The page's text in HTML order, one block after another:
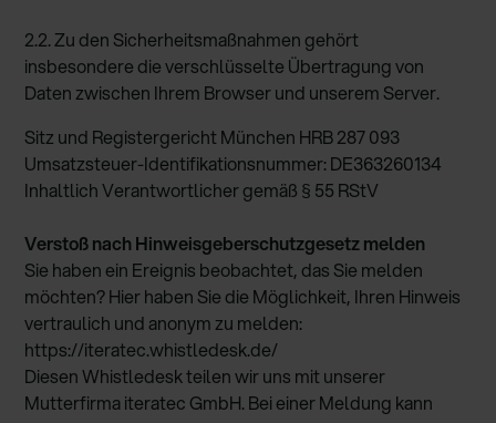
2.2. Zu den Sicherheitsmaßnahmen gehört
insbesondere die verschlüsselte Übertragung von
Daten zwischen Ihrem Browser und unserem Server.
Sitz und Registergericht München HRB 287 093
Umsatzsteuer-Identifikationsnummer: DE363260134
Inhaltlich Verantwortlicher gemäß § 55 RStV
Verstoß nach Hinweisgeberschutzgesetz melden
Sie haben ein Ereignis beobachtet, das Sie melden
möchten? Hier haben Sie die Möglichkeit, Ihren Hinweis
vertraulich und anonym zu melden:
https://iteratec.whistledesk.de/
Diesen Whistledesk teilen wir uns mit unserer
Mutterfirma iteratec GmbH. Bei einer Meldung kann